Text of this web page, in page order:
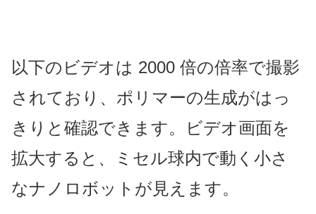
以下のビデオは 2000 倍の倍率で撮影
されており、ポリマーの生成がはっ
きりと確認できます。ビデオ画面を
拡大すると、ミセル球内で動く小さ
なナノロボットが見えます。